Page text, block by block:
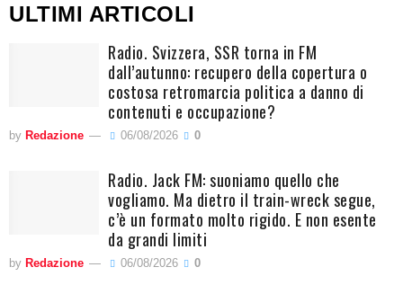
ULTIMI ARTICOLI
Radio. Svizzera, SSR torna in FM
dall’autunno: recupero della copertura o
costosa retromarcia politica a danno di
contenuti e occupazione?
by Redazione 06/08/2026 0
Radio. Jack FM: suoniamo quello che
vogliamo. Ma dietro il train-wreck segue,
c’è un formato molto rigido. E non esente
da grandi limiti
by Redazione 06/08/2026 0